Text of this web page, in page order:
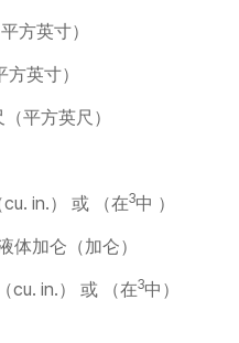
方英寸）
英寸）
平方英尺）
in.） 或 （在3中 ）
体加仑（加仑）
cu. in.） 或 （在3中）